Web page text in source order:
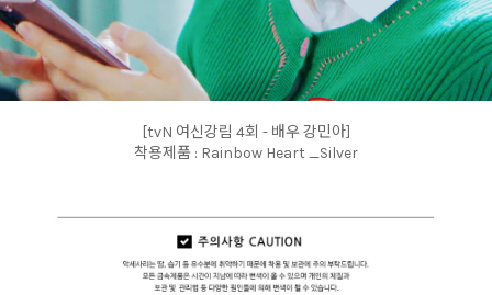
[tvN 여신강림 4회 - 배우 강민아]
착용제품 : Rainbow Heart _Silver